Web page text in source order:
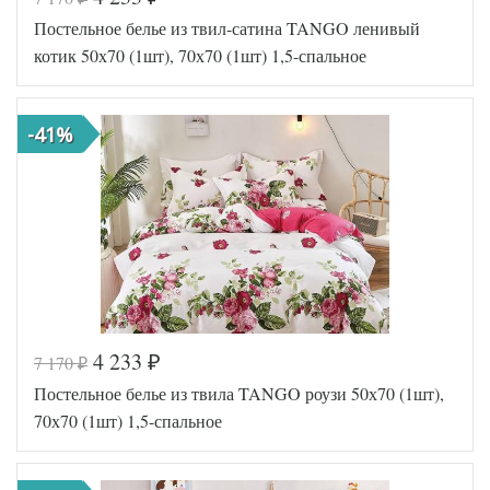
Код товара
577-788
Артикул
TT1251
13
Твил
Размер
пододеяльника 150х200
Размер
простыни
180х230
50х70
(2шт)
Производитель
Tango
(Китай)
Код товара
577-929
Артикул
TT1237
Размер
пододеяльника 150х200
Постельное белье из твил-сатина TANGO ленивый
котик 50х70 (1шт), 70х70 (1шт) 1,5-спальное
-41%
7 170₽ 4 233 ₽
Постельное белье из твила TANGO роузи 50х70 (1шт),
70х70 (1шт) 1,5-спальное